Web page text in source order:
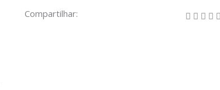
Compartilhar: